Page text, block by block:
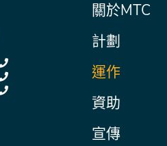
主
菜
單
關於MTC
計劃
運作
資助
宣傳